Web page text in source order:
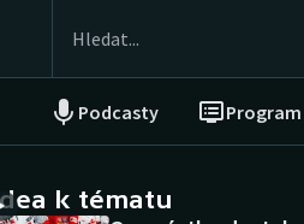
Podcasty Program
NEPŘEHLÉDNĚTE
k tématu